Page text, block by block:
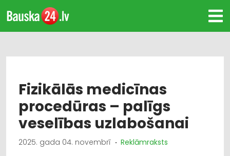
Fizikālās medicīnas
procedūras – palīgs
veselības uzlabošanai
2025. gada 04. novembrī Reklāmraksts